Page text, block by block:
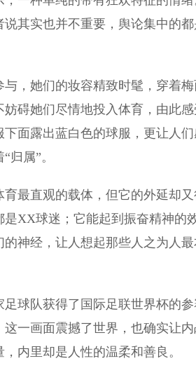
其实也并不重要，舆论集中的
她们的妆容精致时髦，穿着梅
碍她们尽情地投入体育，由此
下面露出蓝白色的球服，更让人
归属”。
直观的载体，但它的外延却又
XX球迷；它能起到振奋精神的
神经，让人想起那些人之为人
球队获得了国际足联世界杯的参
一画面震撼了世界，也确实让
内里却是人性的温柔和善良。